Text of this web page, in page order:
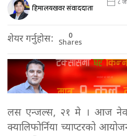
हिमालयखवर संवाददाता ८
शेयर गर्नुहोस: 0
Shares
लस एन्जल्स, २१ मे । आज
क्यालिफोर्निया च्याप्टरको